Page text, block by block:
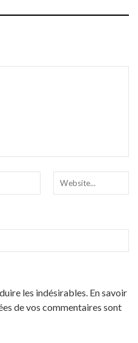
les indésirables. En savoir
de vos commentaires sont